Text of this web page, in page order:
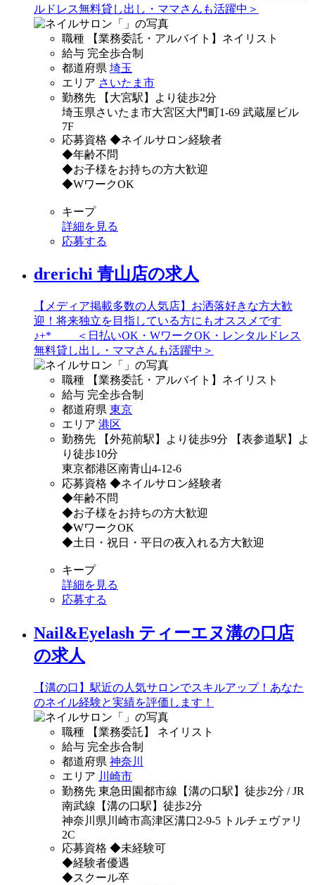
ルドレス無料貸し出し・ママさんも活躍中＞
職種
【業務委託・アルバイト】ネイリスト
給与 完全歩合制
都道府県 埼玉
エリア さいたま市
勤務先
【大宮駅】より徒歩2分
埼玉県さいたま市大宮区大門町1-69 武蔵屋ビル
7F
応募資格 ◆ネイルサロン経験者
◆年齢不問
◆お子様をお持ちの方大歓迎
◆WワークOK
キープ
詳細を見る
応募する
drerichi 青山店の求人
【メディア掲載多数の人気店】お洒落好きな方大歓
迎！将来独立を目指している方にもオススメです
♪+* ＜日払いOK・WワークOK・レンタルドレス
無料貸し出し・ママさんも活躍中＞
職種
【業務委託・アルバイト】ネイリスト
給与 完全歩合制
都道府県 東京
エリア 港区
勤務先
【外苑前駅】より徒歩9分 【表参道駅】よ
り徒歩10分
東京都港区南青山4-12-6
応募資格 ◆ネイルサロン経験者
◆年齢不問
◆お子様をお持ちの方大歓迎
◆WワークOK
◆土日・祝日・平日の夜入れる方大歓迎
キープ
詳細を見る
応募する
Nail&Eyelash ティーエヌ溝の口店
の求人
【溝の口】駅近の人気サロンでスキルアップ！あなた
のネイル経験と実績を評価します！
職種
【業務委託】 ネイリスト
給与 完全歩合制
都道府県 神奈川
エリア 川崎市
勤務先 東急田園都市線【溝の口駅】徒歩2分 / JR
南武線【溝の口駅】徒歩2分
神奈川県川崎市高津区溝口2-9-5 トルチェヴァリ
2C
応募資格 ◆未経験可
◆経験者優遇
◆スクール卒